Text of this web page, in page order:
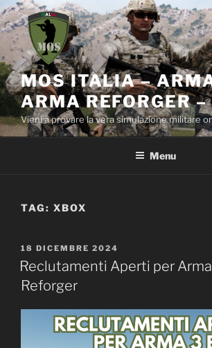
Salta
al
contenuto
MOS ITALIA –
ARMA REFORGER
Vieni a provare la vera simulazione militare
Menu
TAG: XBOX
PUBBLICATO
IL
18 DICEMBRE 2024
Reclutamenti Aperti per
Reforger